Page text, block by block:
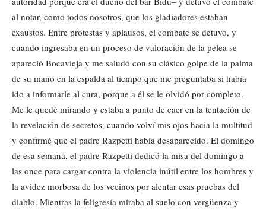
al notar, como todos nosotros, que los gladiadores estaban
exaustos. Entre protestas y aplausos, el combate se detuvo, y
cuando ingresaba en un proceso de valoración de la pelea se
apareció Bocavieja y me saludó con su clásico golpe de la palma
de su mano en la espalda al tiempo que me preguntaba si había
ido a informarle al cura, porque a él se le olvidó por completo.
Me le quedé mirando y estaba a punto de caer en la tentación de
la revelación de secretos, cuando volví mis ojos hacia la multitud
y confirmé que el padre Razpetti había desaparecido. El domingo
de esa semana, el padre Razpetti dedicó la misa del domingo a
las once para cargar contra la violencia inútil entre los hombres y
la avidez morbosa de los vecinos por alentar esas pruebas del
diablo. Mientras la feligresía miraba al suelo con vergüenza y